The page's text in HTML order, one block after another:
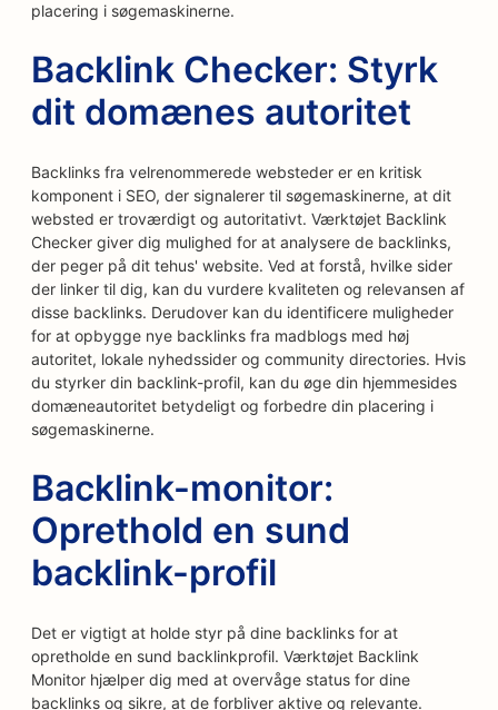
placering i søgemaskinerne.
Backlink Checker: Styrk
dit domænes autoritet
Backlinks fra velrenommerede websteder er en kritisk
komponent i SEO, der signalerer til søgemaskinerne, at dit
websted er troværdigt og autoritativt. Værktøjet Backlink
Checker giver dig mulighed for at analysere de backlinks,
der peger på dit tehus' website. Ved at forstå, hvilke sider
der linker til dig, kan du vurdere kvaliteten og relevansen af
disse backlinks. Derudover kan du identificere muligheder
for at opbygge nye backlinks fra madblogs med høj
autoritet, lokale nyhedssider og community directories. Hvis
du styrker din backlink-profil, kan du øge din hjemmesides
domæneautoritet betydeligt og forbedre din placering i
søgemaskinerne.
Backlink-monitor:
Oprethold en sund
backlink-profil
Det er vigtigt at holde styr på dine backlinks for at
opretholde en sund backlinkprofil. Værktøjet Backlink
Monitor hjælper dig med at overvåge status for dine
backlinks og sikre, at de forbliver aktive og relevante.